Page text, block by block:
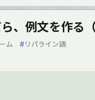
、例文を作る（
ム #リパライン語